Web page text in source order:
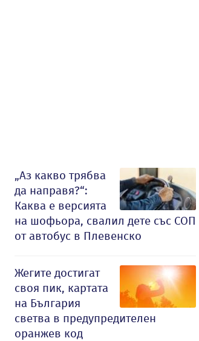
„Аз какво трябва
да направя?“:
Каква е версията
на шофьора, свалил дете със СОП
от автобус в Плевенско
Жегите достигат
своя пик, картата
на България
светва в предупредителен
оранжев код